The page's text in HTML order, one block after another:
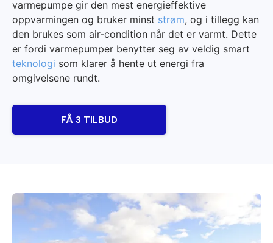
varmepumpe gir den mest energieffektive
oppvarmingen og bruker minst strøm, og i tillegg kan
den brukes som air-condition når det er varmt. Dette
er fordi varmepumper benytter seg av veldig smart
teknologi som klarer å hente ut energi fra
omgivelsene rundt.
FÅ 3 TILBUD